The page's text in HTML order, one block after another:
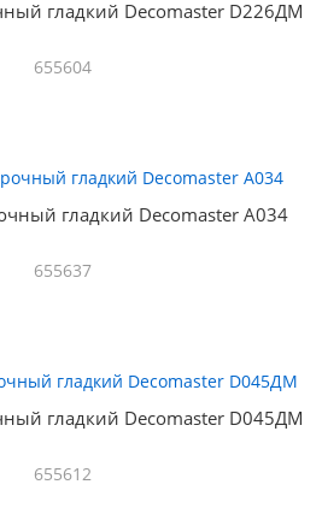
гладкий Decomaster D226ДМ
655604
гладкий Decomaster A034
655637
гладкий Decomaster D045ДМ
655612